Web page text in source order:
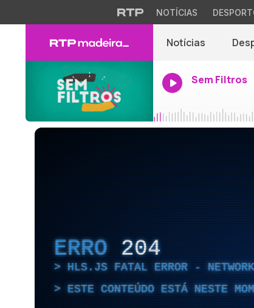
NOTÍCIAS
Notícias
Sem Filtros
ERRO 204
HLS.JS FATAL ERROR -
ESTE CONTEÚDO ESTÁ NESTE